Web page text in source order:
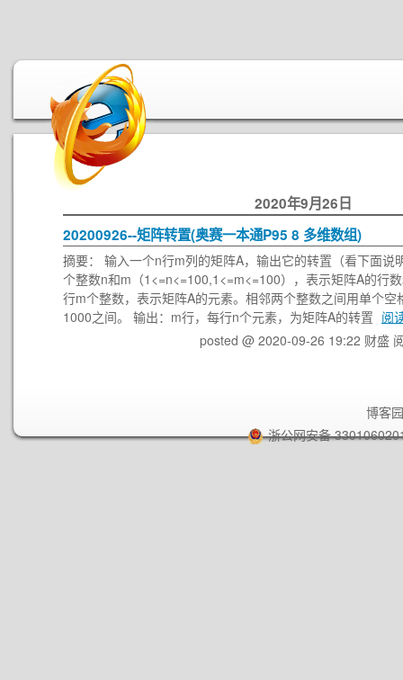
2020年9月26日
20200926--矩阵转置(奥赛一本通P95 8 多维数组)
摘要： 输入一个n行m列的矩阵A，输出它的转置（看下面说
个整数n和m（1<=n<=100,1<=m<=100），表示矩阵A的行
行m个整数，表示矩阵A的元素。相邻两个整数之间用单个空
1000之间。 输出：m行，每行n个元素，为矩阵A的转置 阅
posted @ 2020-09-26 19:22 财盛
博客园
浙公网安备